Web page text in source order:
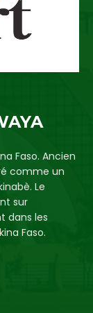
Faso. Ancien
comme un
Le
sur
dans les
Faso.